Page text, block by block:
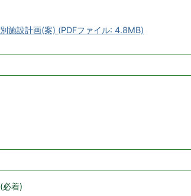
施設計画(案) (PDFファイル: 4.8MB)
必着)